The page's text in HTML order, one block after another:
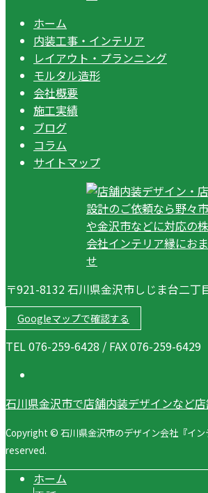
ホーム
内装工事・インテリア
レイアウト・プランニング
モルタル造形
会社概要
施工実績
ブログ
コラム
サイトマップ
〒921-8132 石川県金沢市しじま台二丁
Googleマップで確認する
TEL 076-259-6428 / FAX 076-259-6429
石川県金沢市で店舗内装デザインなど
Copyright © 石川県金沢市のデザイン会社『イ
reserved.
ホーム